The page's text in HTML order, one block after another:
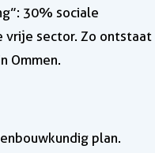
30% sociale
vrije sector. Zo ontstaat
Ommen.
plan.